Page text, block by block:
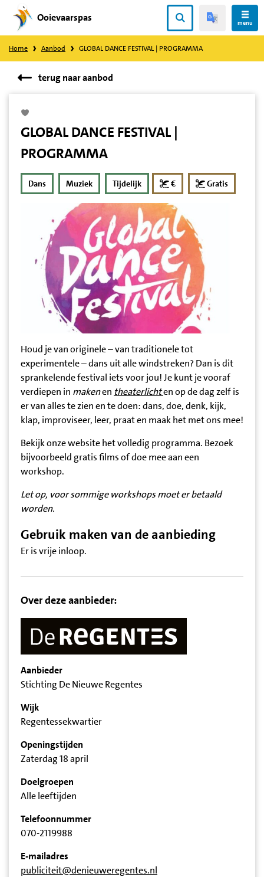
Direct
naar
content
Ooievaarspas menu
Home Aanbod GLOBAL DANCE FESTIVAL | PROGRAMMA
terug naar aanbod
GLOBAL DANCE FESTIVAL |
PROGRAMMA
Dans Muziek Tijdelijk €korting Gratis
Houd je van originele – van traditionele tot
experimentele – dans uit alle windstreken? Dan is dit
sprankelende festival iets voor jou! Je kunt je vooraf
verdiepen in makenen theaterlichten op de dag zelf is
er van alles te zien en te doen: dans, doe, denk, kijk,
klap, improviseer, leer, praat en maak het met ons mee!
Bekijk onze website het volledig programma. Bezoek
bijvoorbeeld gratis films of doe mee aan een
workshop.
Let op, voor sommige workshops moet er betaald
worden.
Gebruik maken van de aanbieding
Er is vrije inloop.
Over deze aanbieder:
Aanbieder
Stichting De Nieuwe Regentes
Wijk
Regentessekwartier
Openingstijden
Zaterdag 18 april
Doelgroepen
Alle leeftijden
Telefoonnummer
070-2119988
E-mailadres
publiciteit@denieuweregentes.nl